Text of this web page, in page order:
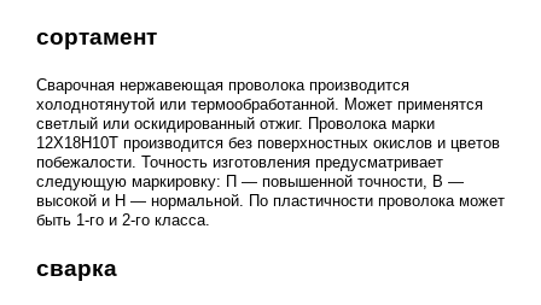
сортамент
Сварочная нержавеющая проволока производится
холоднотянутой или термообработанной. Может применятся
светлый или оскидированный отжиг. Проволока марки
12Х18Н10Т производится без поверхностных окислов и цветов
побежалости. Точность изготовления предусматривает
следующую маркировку: П — повышенной точности, В —
высокой и Н — нормальной. По пластичности проволока может
быть 1-го и 2-го класса.
сварка